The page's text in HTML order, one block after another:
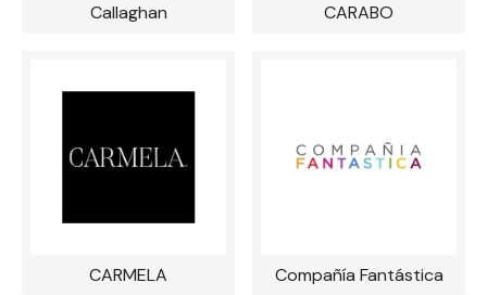
Callaghan CARABO
CARMELA Compañía Fantástica